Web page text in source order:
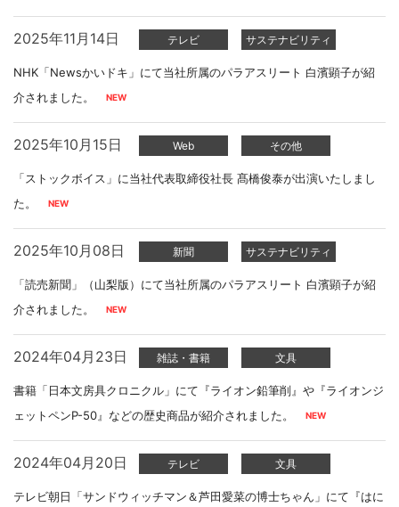
2025年11月14日 テレビ サステナビリティ
NHK「Newsかいドキ」にて当社所属のパラアスリート 白濱顕子が紹
介されました。
2025年10月15日 Web その他
「ストックボイス」に当社代表取締役社長 髙橋俊泰が出演いたしまし
た。
2025年10月08日 新聞 サステナビリティ
「読売新聞」（山梨版）にて当社所属のパラアスリート 白濱顕子が紹
介されました。
2024年04月23日 雑誌・書籍 文具
書籍「日本文房具クロニクル」にて『ライオン鉛筆削』や『ライオンジ
ェットペンP-50』などの歴史商品が紹介されました。
2024年04月20日 テレビ 文具
テレビ朝日「サンドウィッチマン＆芦田愛菜の博士ちゃん」にて『はに